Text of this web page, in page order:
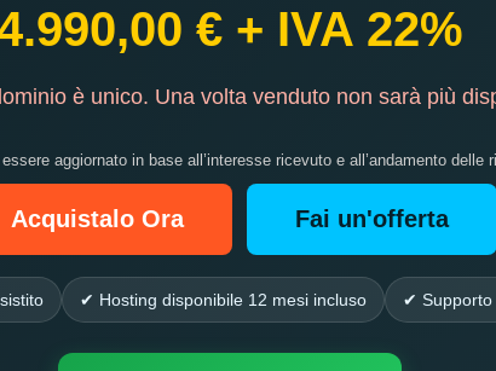
€ + IVA 22%
è unico. Una volta venduto non sarà più
aggiornato in base all’interesse ricevuto e all’andamento delle
Acquistalo Ora Fai un'offerta
✔ Hosting disponibile 12 mesi incluso ✔ Supporto